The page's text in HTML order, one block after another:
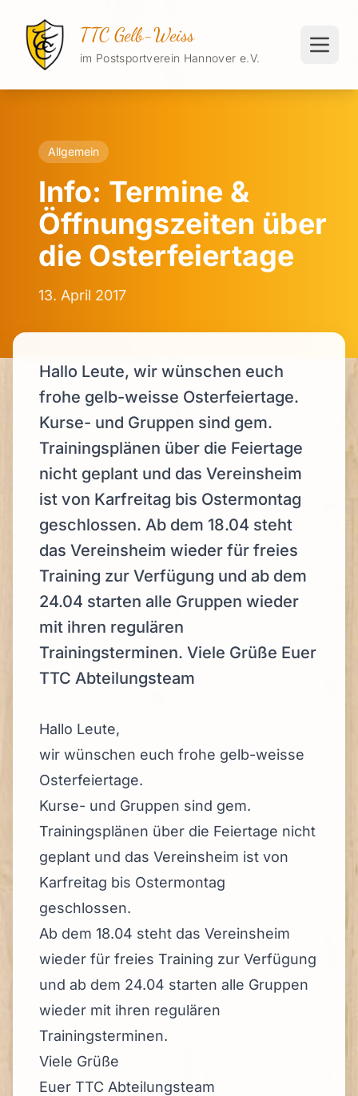
TTC Gelb-Weiss
im Postsportverein Hannover e.V.
Allgemein
Info: Termine &
Öffnungszeiten über
die Osterfeiertage
13. April 2017
Hallo Leute, wir wünschen euch
frohe gelb-weisse Osterfeiertage.
Kurse- und Gruppen sind gem.
Trainingsplänen über die Feiertage
nicht geplant und das Vereinsheim
ist von Karfreitag bis Ostermontag
geschlossen. Ab dem 18.04 steht
das Vereinsheim wieder für freies
Training zur Verfügung und ab dem
24.04 starten alle Gruppen wieder
mit ihren regulären
Trainingsterminen. Viele Grüße Euer
TTC Abteilungsteam
Hallo Leute,
wir wünschen euch frohe gelb-weisse
Osterfeiertage.
Kurse- und Gruppen sind gem.
Trainingsplänen über die Feiertage nicht
geplant und das Vereinsheim ist von
Karfreitag bis Ostermontag
geschlossen.
Ab dem 18.04 steht das Vereinsheim
wieder für freies Training zur Verfügung
und ab dem 24.04 starten alle Gruppen
wieder mit ihren regulären
Trainingsterminen.
Viele Grüße
Euer TTC Abteilungsteam